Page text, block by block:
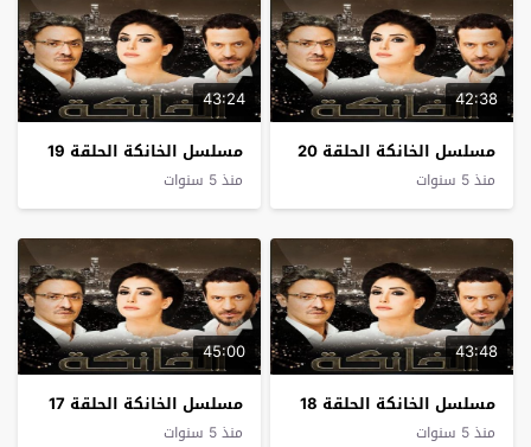
42:38
مسلسل الخانكة الحلقة 20
منذ 5 سنوات
43:24
مسلسل الخانكة الحلقة 19
منذ 5 سنوات
43:48
مسلسل الخانكة الحلقة 18
منذ 5 سنوات
45:00
مسلسل الخانكة الحلقة 17
منذ 5 سنوات